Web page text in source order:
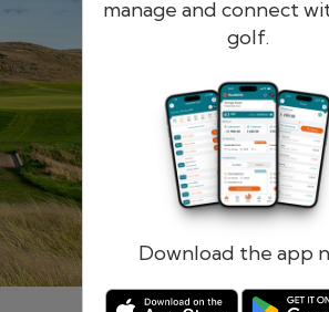
manage and connect
golf.
Download the app
Rappelle-toi de moi Mot de